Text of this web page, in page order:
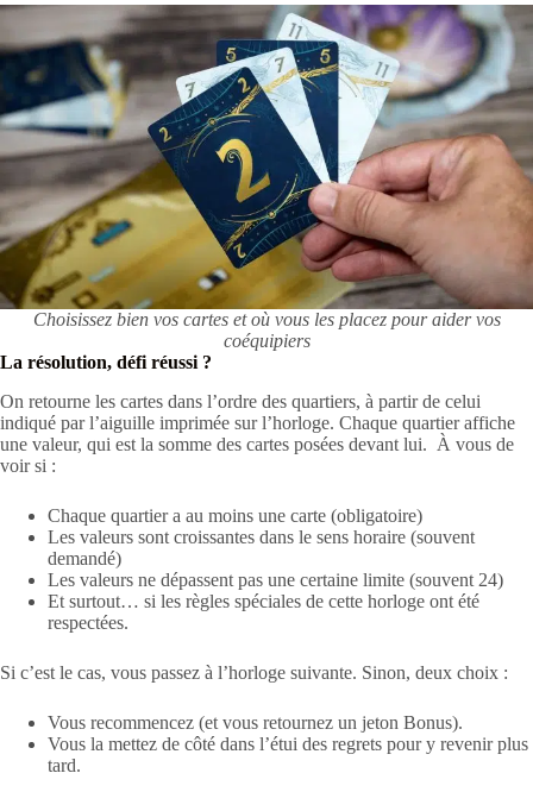
Choisissez bien vos cartes et où vous les placez pour aider vos
coéquipiers
La résolution, défi réussi ?
On retourne les cartes dans l’ordre des quartiers, à partir de celui
indiqué par l’aiguille imprimée sur l’horloge. Chaque quartier affiche
une valeur, qui est la somme des cartes posées devant lui. À vous de
voir si :
Chaque quartier a au moins une carte (obligatoire)
Les valeurs sont croissantes dans le sens horaire (souvent
demandé)
Les valeurs ne dépassent pas une certaine limite (souvent 24)
Et surtout… si les règles spéciales de cette horloge ont été
respectées.
Si c’est le cas, vous passez à l’horloge suivante. Sinon, deux choix :
Vous recommencez (et vous retournez un jeton Bonus).
Vous la mettez de côté dans l’étui des regrets pour y revenir plus
tard.